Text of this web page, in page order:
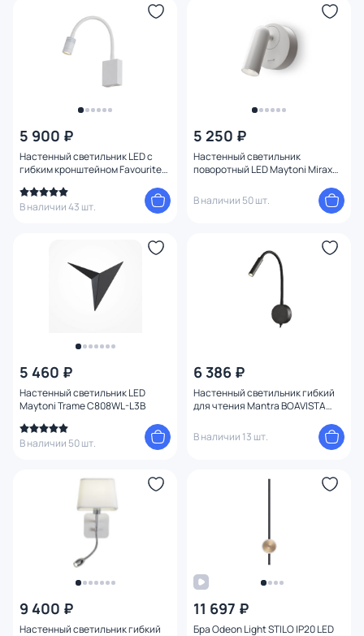
5 900 ₽
Настенный светильник LED с
гибким кронштейном Favourite
В наличии 43 шт.
5 250 ₽
Настенный светильник
поворотный LED Maytoni Mirax
В наличии 50 шт.
5 460 ₽
Настенный светильник LED
Maytoni Trame C808WL-L3B
В наличии 50 шт.
6 386 ₽
Настенный светильник гибкий
для чтения Mantra BOAVISTA
В наличии 13 шт.
9 400 ₽
Настенный светильник гибкий
11 697 ₽
Бра Odeon Light STILO IP20 LED